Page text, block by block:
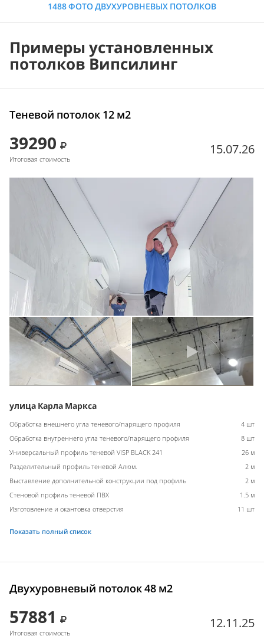
1488 ФОТО ДВУХУРОВНЕВЫХ ПОТОЛКОВ
Примеры установленных
потолков Випсилинг
Теневой потолок 12 м2
39290
Итоговая стоимость
15.07.26
улица Карла Маркса
Обработка внешнего угла теневого/парящего профиля
4 шт
Обработка внутреннего угла теневого/парящего профиля
8 шт
Универсальный профиль теневой VISP BLACK 241
26 м
Разделительный профиль теневой Алюм.
2 м
Выставление дополнительной конструкции под профиль
2 м
Стеновой профиль теневой ПВХ
1.5 м
Изготовление и окантовка отверстия
11 шт
Показать полный список
Двухуровневый потолок 48 м2
57881
Итоговая стоимость
12.11.25